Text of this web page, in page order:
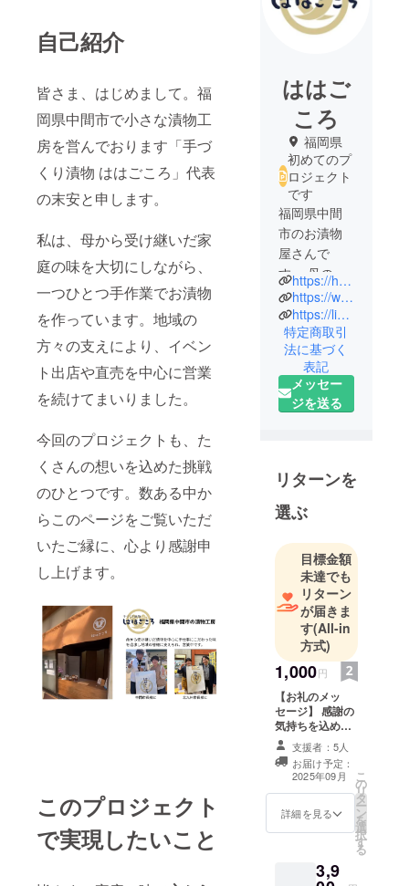
自己紹介
皆さま、はじめまして。福
岡県中間市で小さな漬物工
房を営んでおります「手づ
くり漬物 ははごころ」代表
の末安と申します。
私は、母から受け継いだ家
庭の味を大切にしながら、
一つひとつ手作業でお漬物
を作っています。地域の
方々の支えにより、イベン
ト出店や直売を中心に営業
を続けてまいりました。
今回のプロジェクトも、た
くさんの想いを込めた挑戦
のひとつです。数ある中か
らこのページをご覧いただ
いたご縁に、心より感謝申
し上げます。
このプロジェクト
で実現したいこと
ははご
ころ
福岡県
初めてのプ
ロジェクト
です
福岡県中間
市のお漬物
屋さんで
す。 母の手
料理を思い
出すような
温かみのあ
る味わい
と、手作り
で素材にこ
だわり丁寧
届けいたし
ます。
https://haha-gocoro.jp/
https://www.instagram.com/hahagocoro_1013/
https://line.me/R/ti/p/@493scwar?ts=01281548&oat_content=url
特定商取引
法に基づく
表記
メッセー
ジを送る
リターンを
選ぶ
目標金額
未達でも
リターン
が届きま
す(All-in
方式)
1,000円
【お礼のメッ
セージ】 感謝の
気持ちを込め
て、お礼のメッ
セージをお送り
します。
支援者：5人
お届け予定：
2025年09月
詳細を見る
こ
の
リ
タ
ー
ン
を
選
択
す
る
3,9